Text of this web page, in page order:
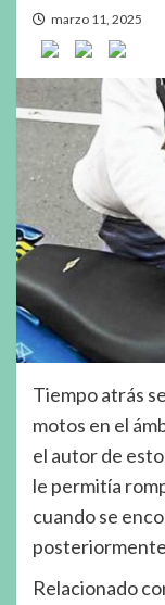
marzo 11, 2025
Tiempo atrás
motos en el
el autor de
le permitía
cuando se
Relacionado